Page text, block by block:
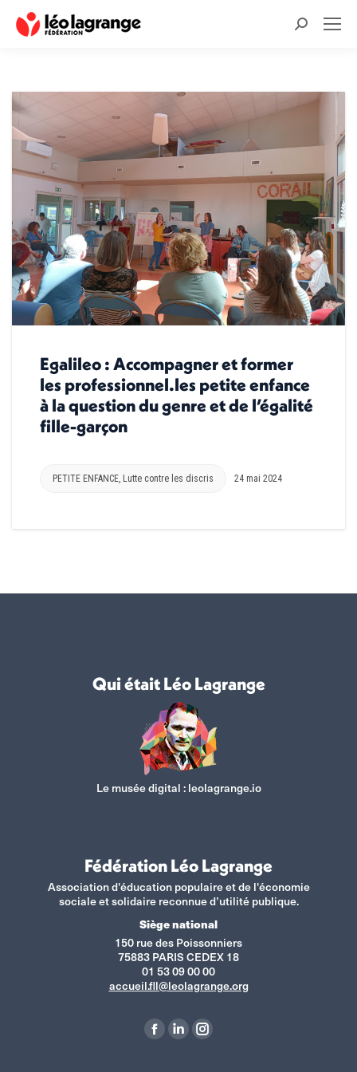
Recherche
Egalileo : Accompagner et former
les professionnel.les petite enfance
à la question du genre et de l’égalité
fille-garçon
PETITE ENFANCE, Lutte contre les discris 24 mai 2024
Qui était Léo Lagrange
Le musée digital : leolagrange.io
Fédération Léo Lagrange
Association d'éducation populaire et de l'économie
sociale et solidaire reconnue d’utilité publique.
Siège national
150 rue des Poissonniers
75883 PARIS CEDEX 18
01 53 09 00 00
accueil.fll@leolagrange.org
La
La
La